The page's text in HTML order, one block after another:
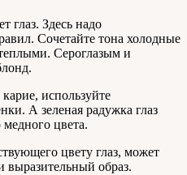
глаз. Здесь надо
Сочетайте тона холодные
Сероглазым и
используйте
А зеленая радужка глаз
медного цвета.
цвету глаз, может
выразительный образ.